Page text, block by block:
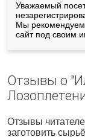
Уважаемый
Мы
сайт под своим
Отзывы о
Отзывы
заготовить